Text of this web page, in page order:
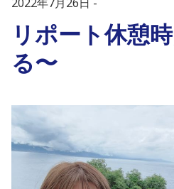
リポート休憩
る〜